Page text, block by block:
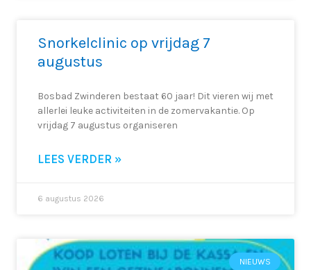
Snorkelclinic op vrijdag 7
augustus
Bosbad Zwinderen bestaat 60 jaar! Dit vieren wij met
allerlei leuke activiteiten in de zomervakantie. Op
vrijdag 7 augustus organiseren
LEES VERDER »
6 augustus 2026
NIEUWS